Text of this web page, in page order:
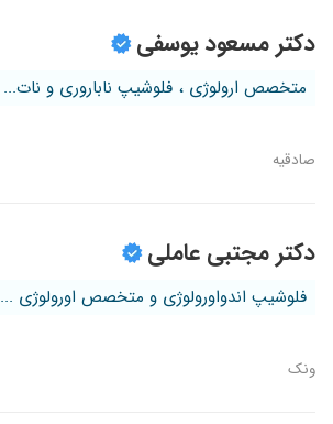
دکتر مسعود یوسفی
متخصص ارولوژی ، فلوشیپ ناباروری و نات...
صادقیه
دکتر مجتبی عاملی
فلوشیپ اندواورولوژی و متخصص اورولوژی ...
ونک